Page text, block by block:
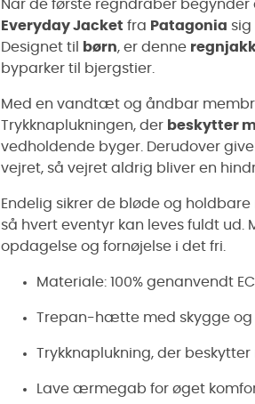
Når de første regndråber begynder
Everyday Jacket fra Patagonia sig
Designet til
børn, er denne
byparker til bjergstier.
Med en vandtæt og åndbar
Trykknaplukningen, der beskytter
vedholdende byger. Derudover
vejret, så vejret aldrig bliver en
Endelig sikrer de bløde og
så hvert eventyr kan leves fuldt ud.
opdagelse og fornøjelse i det fri.
Materiale: 100% genanvendt
Trepan-hætte med skygge og
Trykknaplukning, der
Lave ærmegab for øget